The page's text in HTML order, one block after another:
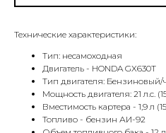
Технические характеристики:
Тип: несамоходная
Двигатель - HONDA GX630T
Тип двигателя: Бензиновый/
Мощность двигателя: 21 л.с.
Вместимость картера - 1,9 л
Топливо - бензин АИ-92